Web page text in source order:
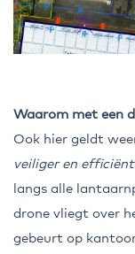
Waarom met een
Ook hier geldt
veiliger en
langs alle
drone vliegt over
gebeurt op